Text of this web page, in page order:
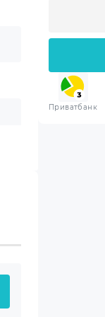
Приватбанк